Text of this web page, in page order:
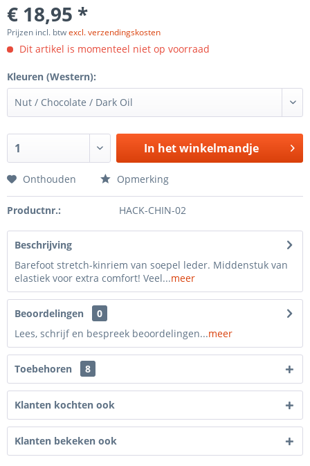
€ 18,95 *
Prijzen incl. btwexcl. verzendingskosten
Dit artikel is momenteel niet op voorraad
Kleuren (Western):
In het winkelmandje
Onthouden Opmerking
Productnr.: HACK-CHIN-02
Beschrijving
Barefoot stretch-kinriem van soepel leder. Middenstuk van
elastiek voor extra comfort! Veel...meer
Beoordelingen
0
Lees, schrijf en bespreek beoordelingen...meer
Toebehoren 8
Klanten kochten ook
Klanten bekeken ook